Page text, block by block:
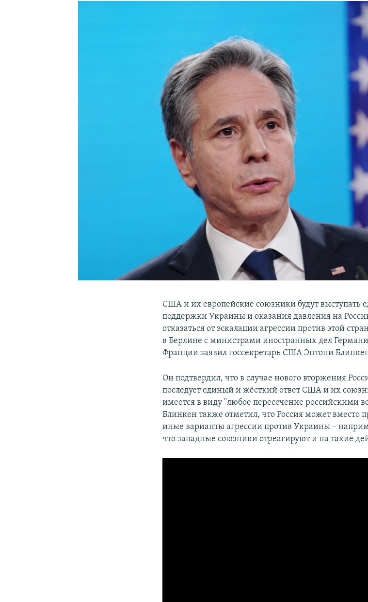
США и их европейские союзники будут выступать
поддержки Украины и оказания давления на
отказаться от эскалации агрессии против этой
в Берлине с министрами иностранных дел
Франции заявил госсекретарь США Энтони
Он подтвердил, что в случае нового вторжения
последует единый и жёсткий ответ США и их
имеется в виду "любое пересечение российскими
Блинкен также отметил, что Россия может вместо
иные варианты агрессии против Украины –
что западные союзники отреагируют и на такие